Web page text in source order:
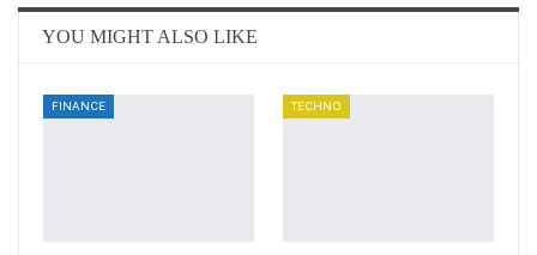
YOU MIGHT ALSO LIKE
FINANCE TECHNO